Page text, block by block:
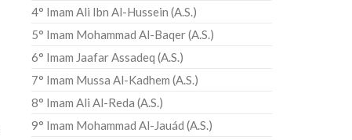
4° Imam Ali Ibn Al-Hussein (A.S.)
5° Imam Mohammad Al-Baqer (A.S.)
6° Imam Jaafar Assadeq (A.S.)
7° Imam Mussa Al-Kadhem (A.S.)
8° Imam Ali Al-Reda (A.S.)
9° Imam Mohammad Al-Jauád (A.S.)